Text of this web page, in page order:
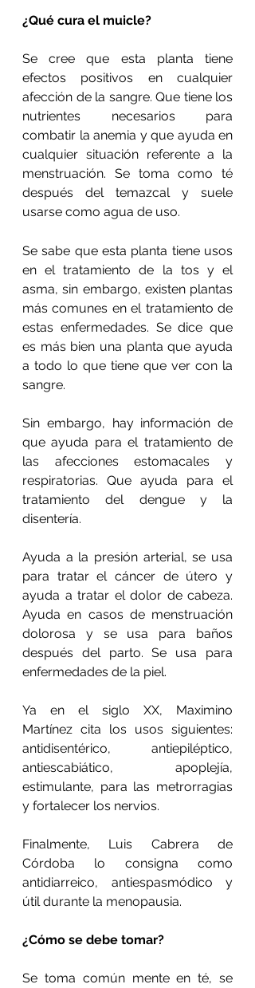
¿Qué cura el muicle?
Se cree que esta planta tiene
efectos positivos en cualquier
afección de la sangre. Que tiene los
nutrientes necesarios para
combatir la anemia y que ayuda en
cualquier situación referente a la
menstruación. Se toma como té
después del temazcal y suele
usarse como agua de uso.
Se sabe que esta planta tiene usos
en el tratamiento de la tos y el
asma, sin embargo, existen plantas
más comunes en el tratamiento de
estas enfermedades. Se dice que
es más bien una planta que ayuda
a todo lo que tiene que ver con la
sangre.
Sin embargo, hay información de
que ayuda para el tratamiento de
las afecciones estomacales y
respiratorias. Que ayuda para el
tratamiento del dengue y la
disentería.
Ayuda a la presión arterial, se usa
para tratar el cáncer de útero y
ayuda a tratar el dolor de cabeza.
Ayuda en casos de menstruación
dolorosa y se usa para baños
después del parto. Se usa para
enfermedades de la piel.
Ya en el siglo XX, Maximino
Martínez cita los usos siguientes:
antidisentérico, antiepiléptico,
antiescabiático, apoplejía,
estimulante, para las metrorragias
y fortalecer los nervios.
Finalmente, Luis Cabrera de
Córdoba lo consigna como
antidiarreico, antiespasmódico y
útil durante la menopausia.
¿Cómo se debe tomar?
Se toma común mente en té, se